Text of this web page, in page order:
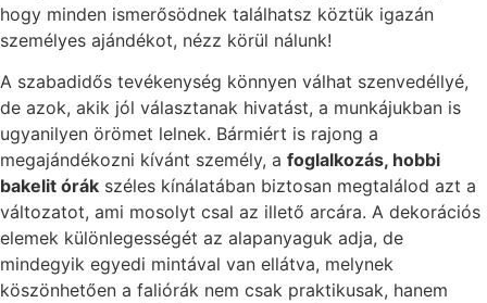
hogy minden ismerősödnek találhatsz köztük igazán
személyes ajándékot, nézz körül nálunk!
A szabadidős tevékenység könnyen válhat szenvedéllyé,
de azok, akik jól választanak hivatást, a munkájukban is
ugyanilyen örömet lelnek. Bármiért is rajong a
megajándékozni kívánt személy, a foglalkozás, hobbi
bakelit órák széles kínálatában biztosan megtalálod azt a
változatot, ami mosolyt csal az illető arcára. A dekorációs
elemek különlegességét az alapanyaguk adja, de
mindegyik egyedi mintával van ellátva, melynek
köszönhetően a faliórák nem csak praktikusak, hanem